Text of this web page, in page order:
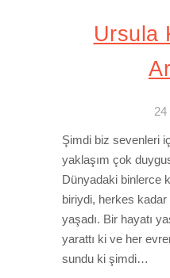
Ursula
Şimdi biz sevenleri
yaklaşım çok
Dünyadaki binlerce
biriydi, herkes
yaşadı. Bir hayatı
yarattı ki ve her
sundu ki şimdi…